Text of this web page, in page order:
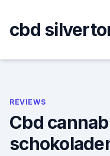
content
cbd
REVIEWS
Cbd